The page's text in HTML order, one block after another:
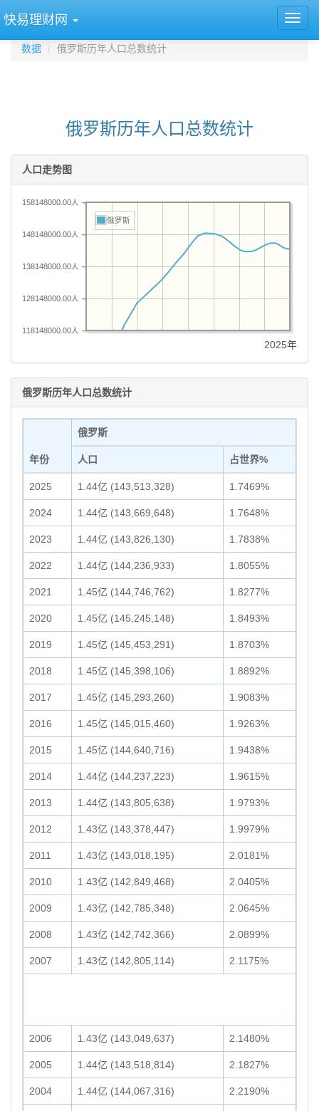
快易理财网
数据 俄罗斯历年人口总数统计
俄罗斯历年人口总数统计
人口走势图
118148000.00人
128148000.00人
138148000.00人
148148000.00人
158148000.00人
俄罗斯
2025年
俄罗斯历年人口总数统计
年份
俄罗斯
人口 占世界%
2025 1.44亿 (143,513,328) 1.7469%
2024 1.44亿 (143,669,648) 1.7648%
2023 1.44亿 (143,826,130) 1.7838%
2022 1.44亿 (144,236,933) 1.8055%
2021 1.45亿 (144,746,762) 1.8277%
2020 1.45亿 (145,245,148) 1.8493%
2019 1.45亿 (145,453,291) 1.8703%
2018 1.45亿 (145,398,106) 1.8892%
2017 1.45亿 (145,293,260) 1.9083%
2016 1.45亿 (145,015,460) 1.9263%
2015 1.45亿 (144,640,716) 1.9438%
2014 1.44亿 (144,237,223) 1.9615%
2013 1.44亿 (143,805,638) 1.9793%
2012 1.43亿 (143,378,447) 1.9979%
2011 1.43亿 (143,018,195) 2.0181%
2010 1.43亿 (142,849,468) 2.0405%
2009 1.43亿 (142,785,348) 2.0645%
2008 1.43亿 (142,742,366) 2.0899%
2007 1.43亿 (142,805,114) 2.1175%
2006 1.43亿 (143,049,637) 2.1480%
2005 1.44亿 (143,518,814) 2.1827%
2004 1.44亿 (144,067,316) 2.2190%